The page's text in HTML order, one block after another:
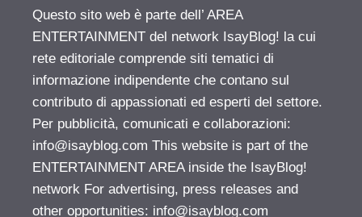
Questo sito web è parte dell’ AREA
ENTERTAINMENT del network IsayBlog! la cui
rete editoriale comprende siti tematici di
informazione indipendente che contano sul
contributo di appassionati ed esperti del settore.
Per pubblicità, comunicati e collaborazioni:
info@isayblog.com This website is part of the
ENTERTAINMENT AREA inside the IsayBlog!
network For advertising, press releases and
other opportunities: info@isayblog.com